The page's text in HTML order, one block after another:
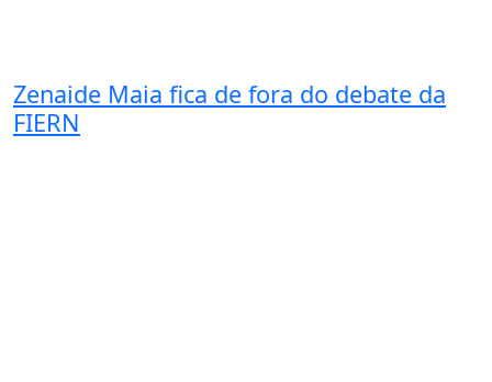
Zenaide Maia fica de fora do debate da
FIERN